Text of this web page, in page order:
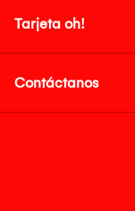
Tarjeta oh!
Contáctanos